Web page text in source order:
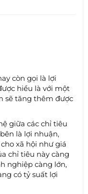
còn gọi là lợi
hiểu là với một
sẽ tăng thêm được
giữa các chỉ tiêu
là lợi nhuận,
xã hội như giá
chỉ tiêu này càng
nghiệp càng lớn,
có tỷ suất lợi